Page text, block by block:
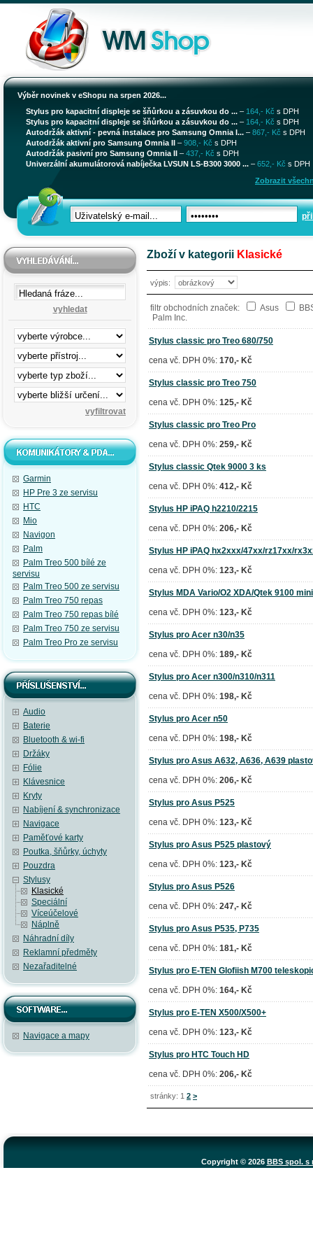
Výběr novinek v eShopu na srpen 2026...
Stylus pro kapacitní displeje se šňůrkou a zásuvkou do ... – 164,- Kč s DPH
Stylus pro kapacitní displeje se šňůrkou a zásuvkou do ... – 164,- Kč s DPH
Autodržák aktivní - pevná instalace pro Samsung Omnia I... – 867,- Kč s DPH
Autodržák aktivní pro Samsung Omnia II – 908,- Kč s DPH
Autodržák pasivní pro Samsung Omnia II – 437,- Kč s DPH
Univerzální akumulátorová nabíječka LVSUN LS-B300 3000 ... – 652,- Kč s DPH
Zobrazit
vyhledat
Garmin
HP Pre 3 ze servisu
HTC
Mio
Navigon
Palm
Palm Treo 500 bílé ze
servisu
Palm Treo 500 ze servisu
Palm Treo 750 repas
Palm Treo 750 repas bílé
Palm Treo 750 ze servisu
Palm Treo Pro ze servisu
Audio
Baterie
Bluetooth & wi-fi
Držáky
Fólie
Klávesnice
Kryty
Nabíjení & synchronizace
Navigace
Paměťové karty
Poutka, šňůrky, úchyty
Pouzdra
Stylusy
Klasické
Speciální
Víceúčelové
Náplně
Náhradní díly
Reklamní předměty
Nezařaditelné
Navigace a mapy
Zboží v kategorii Klasické
výpis:
filtr obchodních značek: Asus
Palm Inc.
Stylus classic pro Treo 680/750
cena vč. DPH 0%: 170,- Kč
Stylus classic pro Treo 750
cena vč. DPH 0%: 125,- Kč
Stylus classic pro Treo Pro
cena vč. DPH 0%: 259,- Kč
Stylus classic Qtek 9000 3 ks
cena vč. DPH 0%: 412,- Kč
Stylus HP iPAQ h2210/2215
cena vč. DPH 0%: 206,- Kč
Stylus HP iPAQ hx2xxx/47xx/rz17xx/
cena vč. DPH 0%: 123,- Kč
Stylus MDA Vario/O2 XDA/Qtek 9100
cena vč. DPH 0%: 123,- Kč
Stylus pro Acer n30/n35
cena vč. DPH 0%: 189,- Kč
Stylus pro Acer n300/n310/n311
cena vč. DPH 0%: 198,- Kč
Stylus pro Acer n50
cena vč. DPH 0%: 198,- Kč
Stylus pro Asus A632, A636, A639
cena vč. DPH 0%: 206,- Kč
Stylus pro Asus P525
cena vč. DPH 0%: 123,- Kč
Stylus pro Asus P525 plastový
cena vč. DPH 0%: 123,- Kč
Stylus pro Asus P526
cena vč. DPH 0%: 247,- Kč
Stylus pro Asus P535, P735
cena vč. DPH 0%: 181,- Kč
Stylus pro E-TEN Glofiish M700
cena vč. DPH 0%: 164,- Kč
Stylus pro E-TEN X500/X500+
cena vč. DPH 0%: 123,- Kč
Stylus pro HTC Touch HD
cena vč. DPH 0%: 206,- Kč
stránky: 1 2 >
Copyright © 2026 BBS spol. s